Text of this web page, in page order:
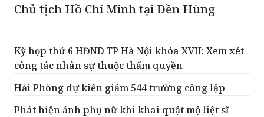
Chủ tịch Hồ Chí Minh tại Đền Hùng
Kỳ họp thứ 6 HĐND TP Hà Nội khóa XVII: Xem xét
công tác nhân sự thuộc thẩm quyền
Hải Phòng dự kiến giảm 544 trường công lập
Phát hiện ảnh phụ nữ khi khai quật mộ liệt sĩ